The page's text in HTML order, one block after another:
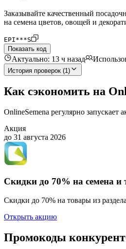
Заказывайте качественный
на семена цветов, овощей и
EPI***S
Показать код
Актуально: 13 ч назад
История проверок (1)
Как сэкономить на
OnlineSemena регулярно
Акция
до 31 августа 2026
Скидки до 70% на семена и
Скидки до 70% на товары из
Открыть акцию
Промокоды